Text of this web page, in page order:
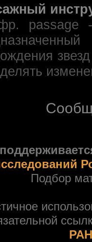
passage -
Подбор